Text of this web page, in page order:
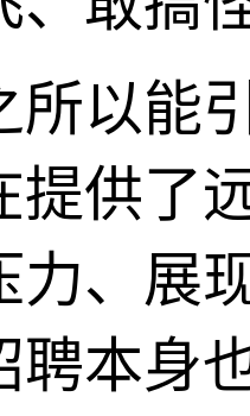
所以能
提供了
力、展
聘本身